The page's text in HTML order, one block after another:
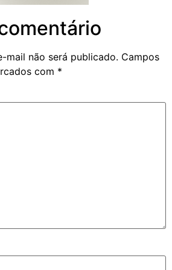
mail não será publicado. Campos
com *